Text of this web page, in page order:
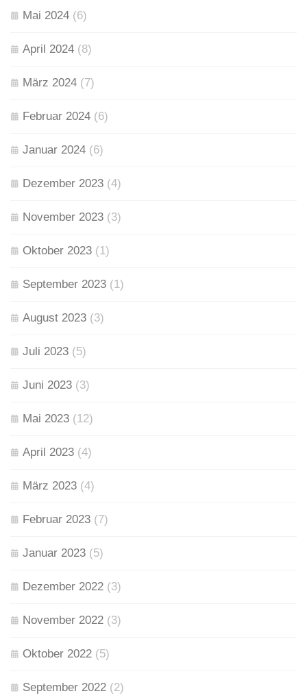
Mai 2024 (6)
April 2024 (8)
März 2024 (7)
Februar 2024 (6)
Januar 2024 (6)
Dezember 2023 (4)
November 2023 (3)
Oktober 2023 (1)
September 2023 (1)
August 2023 (3)
Juli 2023 (5)
Juni 2023 (3)
Mai 2023 (12)
April 2023 (4)
März 2023 (4)
Februar 2023 (7)
Januar 2023 (5)
Dezember 2022 (3)
November 2022 (3)
Oktober 2022 (5)
September 2022 (2)